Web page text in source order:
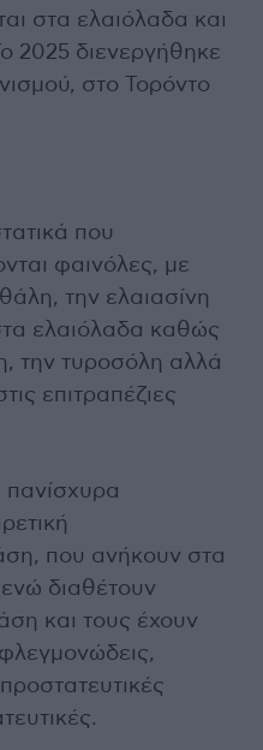
στα ελαιόλαδα και
2025 διενεργήθηκε
στο Τορόντο
που
φαινόλες, με
την ελαιασίνη
ελαιόλαδα καθώς
την τυροσόλη αλλά
επιτραπέζιες
πανίσχυρα
που ανήκουν στα
διαθέτουν
και τους έχουν